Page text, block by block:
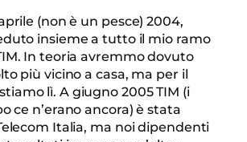
(non è un pesce) 2004,
insieme a tutto il mio ramo
In teoria avremmo dovuto
più vicino a casa, ma per il
lì. A giugno 2005 TIM (i
ce n’erano ancora) è stata
Italia, ma noi dipendenti